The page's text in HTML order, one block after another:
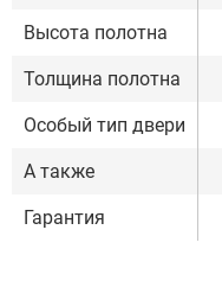
Высота полотна
Толщина полотна
Особый тип двери
А также
Гарантия